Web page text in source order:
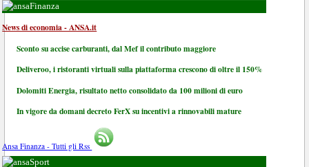
Finanza
News di economia - ANSA.it
Sconto su accise carburanti, dal Mef il contributo maggiore
Deliveroo, i ristoranti virtuali sulla piattaforma crescono di oltre il 150%
Dolomiti Energia, risultato netto consolidato da 100 milioni di euro
In vigore da domani decreto FerX su incentivi a rinnovabili mature
Ansa Finanza - Tutti gli Rss
Sport